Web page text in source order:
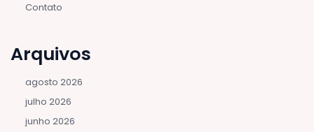
Contato
Arquivos
agosto 2026
julho 2026
junho 2026